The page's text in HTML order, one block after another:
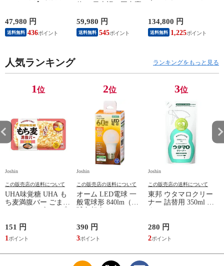
ト】 HEG-S-KAAAA
NSWホンタイホワイ
ト ユウキELモデル
47,980 円
送料無料 436
KB6CA NSW2ホンタ
イ 【返品種別B】
59,980 円
送料無料 545
型/Windows11/Ryzen 5
7430U/メモリ
16GB/SSD
AL15-42P-
134,800 円
送料無料 1,225
人気ランキング ランキングをもっと見る
1位
Joshin
この販売店の送料について
UHA味覚糖 UHA も
ち麦満腹バー ごま鮭
品種別B】
151 円
1
2位
Joshin
この販売店の送料について
オーム LED電球 一
般電球形 840lm（電
LDA7L-G AG52 【返
品種別A】
390 円
3
3位
Joshin
この販売店の送料について
東邦 ウタマロクリー
ナー 詰替用 350ml ウ
A】
280 円
2